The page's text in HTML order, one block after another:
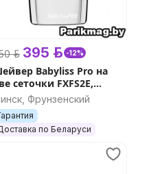
р. 395 р. -12%
Babyliss Pro на
сеточки FXFS2E,
FXFS2GE,
Фрунзенский
по Беларуси